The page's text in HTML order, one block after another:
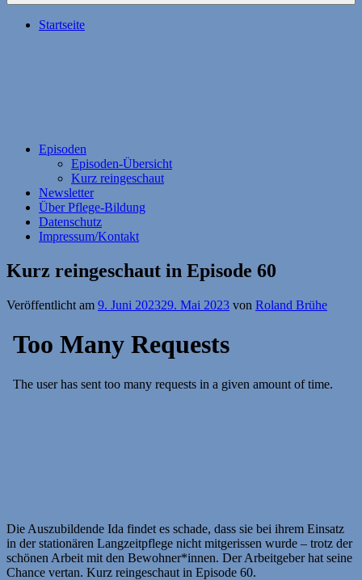
Startseite
Episoden
Episoden-Übersicht
Kurz reingeschaut
Newsletter
Über Pflege-Bildung
Datenschutz
Impressum/Kontakt
Kurz reingeschaut in Episode 60
Veröffentlicht am 9. Juni 202329. Mai 2023 von Roland Brühe
Die Auszubildende Ida findet es schade, dass sie bei ihrem Einsatz
in der stationären Langzeitpflege nicht mitgerissen wurde – trotz der
schönen Arbeit mit den Bewohner*innen. Der Arbeitgeber hat seine
Chance vertan. Kurz reingeschaut in Episode 60.